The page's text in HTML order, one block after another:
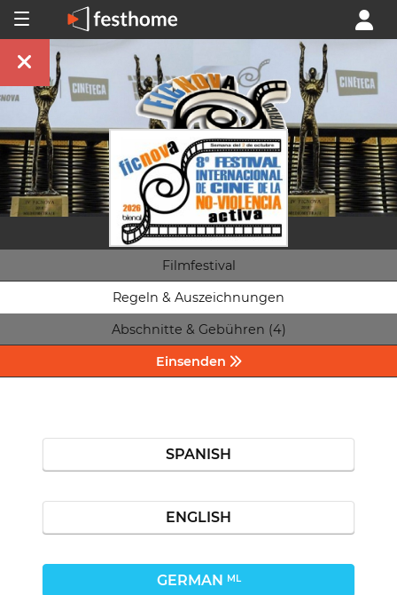
Filmfestival
Regeln & Auszeichnungen
Abschnitte & Gebühren (4)
Einsenden
SPANISH
ENGLISH
GERMAN ML